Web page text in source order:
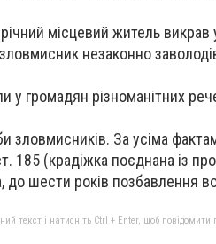
місцевий житель
незаконно
у громадян різноманітних
зловмисників. За усіма
185 (крадіжка поєднана із
до шести років позбавлення
текст і натисніть Ctrl + Enter, щоб повідомити